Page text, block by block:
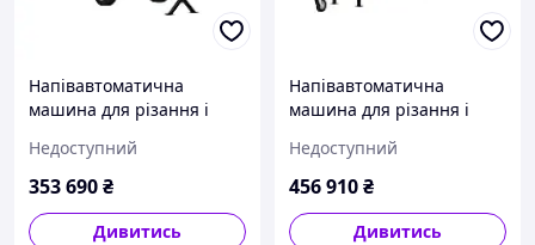
Напівавтоматична
машина для різання і
400E
Недоступний
353 690₴
Дивитись
Напівавтоматична
машина для різання і
SSA500ZH-PRO,
гідравлічний
Недоступний
456 910₴
Дивитись